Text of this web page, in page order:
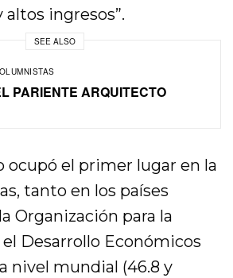
ingresos”.
SEE ALSO
PARIENTE ARQUITECTO
ocupó el primer lugar en la
tanto en los países
Organización para la
Desarrollo Económicos
nivel mundial (46.8 y